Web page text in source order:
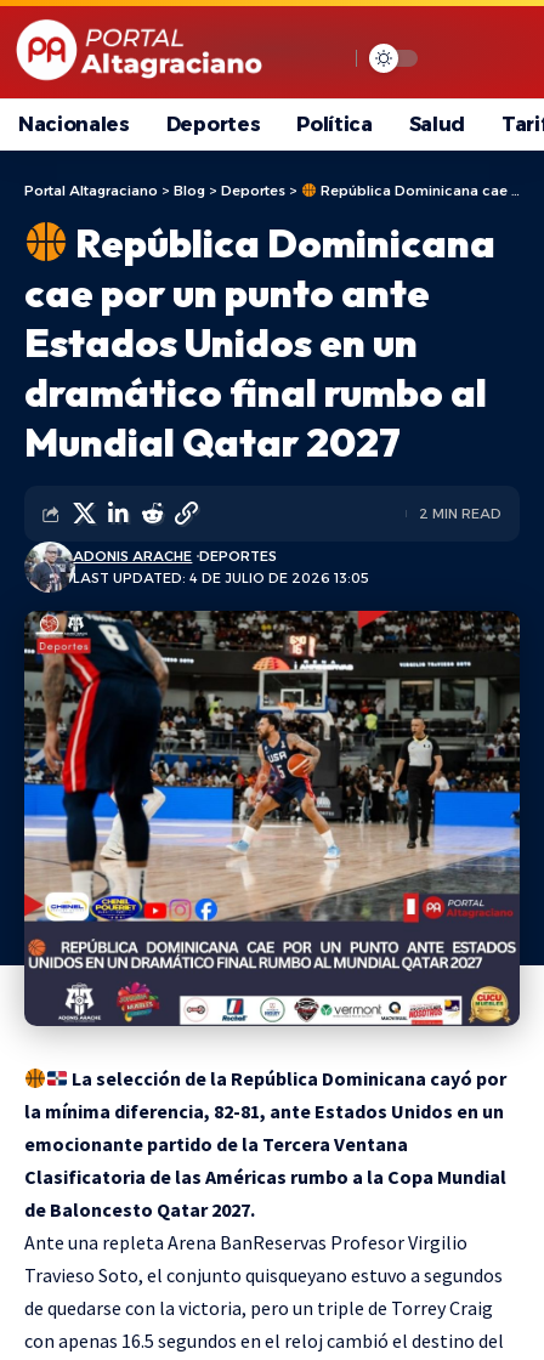
Nacionales Deportes Política Salud
Portal Altagraciano > Blog > Deportes > República Dominicana cae por un punto ante Estados Unidos en un dramático final rumbo al Mundial Qatar 2027
República Dominicana
cae por un punto ante
Estados Unidos en un
dramático final rumbo al
Mundial Qatar 2027
LAST UPDATED: 4 DE JULIO DE 2026 13:05
ADONIS ARACHE DEPORTES
2 MIN READ
La selección de la República Dominicana cayó por
la mínima diferencia, 82-81, ante Estados Unidos en un
emocionante partido de la Tercera Ventana
Clasificatoria de las Américas rumbo a la Copa Mundial
de Baloncesto Qatar 2027.
Ante una repleta Arena BanReservas Profesor Virgilio
Travieso Soto, el conjunto quisqueyano estuvo a segundos
de quedarse con la victoria, pero un triple de Torrey Craig
con apenas 16.5 segundos en el reloj cambió el destino del